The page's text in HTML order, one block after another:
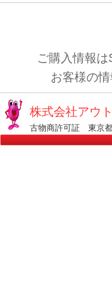
ご購入情報
お客様の
株式会社アウ
古物商許可証 東京